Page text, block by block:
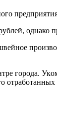
однако
гopoда.